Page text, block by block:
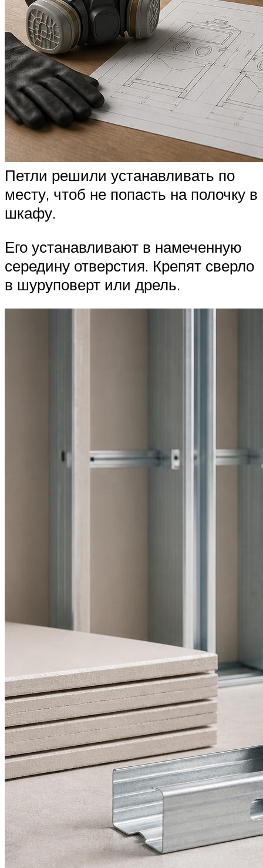
Петли решили устанавливать по
месту, чтоб не попасть на полочку в
шкафу.
Его устанавливают в намеченную
середину отверстия. Крепят сверло
в шуруповерт или дрель.